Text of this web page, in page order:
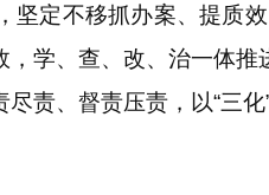
定不移抓办案、提质
学、查、改、治一体推
责、督责压责，以“三